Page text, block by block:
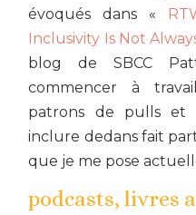
évoqués dans «
Inclusivity Is Not
blog de SBCC
commencer à
patrons de pulls et
inclure dedans fait
que je me pose
podcasts, livres